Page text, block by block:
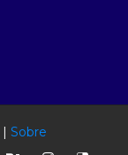
|Sobre